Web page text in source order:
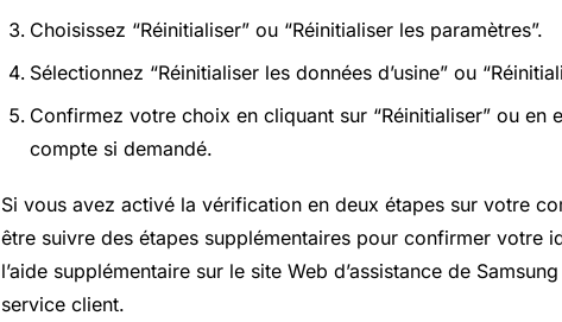
Choisissez “Réinitialiser” ou “Réinitialiser les paramètres”.
Sélectionnez “Réinitialiser les données d’usine” ou
Confirmez votre choix en cliquant sur “Réinitialiser” ou en
compte si demandé.
Si vous avez activé la vérification en deux étapes sur votre
être suivre des étapes supplémentaires pour confirmer votre
l’aide supplémentaire sur le site Web d’assistance de
service client.